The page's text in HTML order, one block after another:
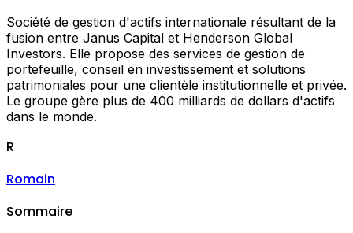
Société de gestion d'actifs internationale résultant de la
fusion entre Janus Capital et Henderson Global
Investors. Elle propose des services de gestion de
portefeuille, conseil en investissement et solutions
patrimoniales pour une clientèle institutionnelle et privée.
Le groupe gère plus de 400 milliards de dollars d'actifs
dans le monde.
R
Romain
Sommaire